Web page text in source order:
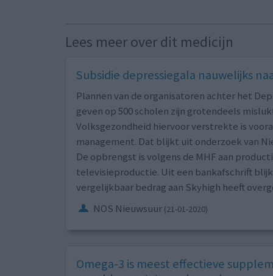
Lees meer over dit medicijn
Subsidie depressiegala nauwelijks
Plannen van de organisatoren achter het
geven op 500 scholen zijn grotendeels
Volksgezondheid hiervoor verstrekte is
management. Dat blijkt uit onderzoek van
De opbrengst is volgens de MHF aan
televisieproductie. Uit een bankafschrift
vergelijkbaar bedrag aan Skyhigh heeft
NOS Nieuwsuur (21-01-2020)
Omega-3 is meest effectieve